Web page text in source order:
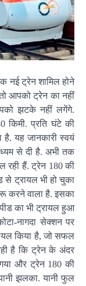
नई ट्रेन शामिल होने
आपको ट्रेन का नहीं
झटके नहीं लगेंगे.
किमी. प्रति घंटे की
यह जानकारी स्‍वयं
से दी है. अभी तक
रही हैं. ट्रेन 180 की
से ट्रायल भी हो चुका
करने वाला है. इसका
का भी ट्रायल हुआ
नागदा सेक्‍शन पर
किया है, जो सफल
है कि ट्रेन के अंदर
और ट्रेन 180 की
झलका. यानी फुल